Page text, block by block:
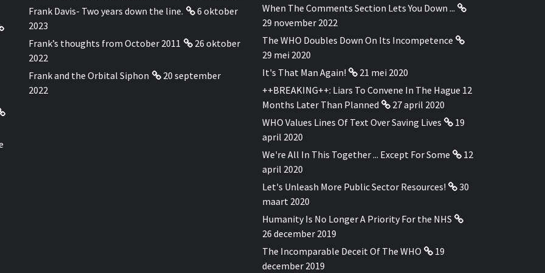
Frank Davis- Two years down the line.
6 oktober
2023
Frank’s thoughts from October 2011
26 oktober
2022
Frank and the Orbital Siphon
20 september
2022
When The Comments Section Lets You Down ...
29 november 2022
The WHO Doubles Down On Its Incompetence
29 mei 2020
It's That Man Again!
21 mei 2020
++BREAKING++: Liars To Convene In The Hague 12
Months Later Than Planned
27 april 2020
WHO Values Lines Of Text Over Saving Lives
19
april 2020
We're All In This Together ... Except For Some
12
april 2020
Let's Unleash More Public Sector Resources!
30
maart 2020
Humanity Is No Longer A Priority For the NHS
26 december 2019
The Incomparable Deceit Of The WHO
19
december 2019